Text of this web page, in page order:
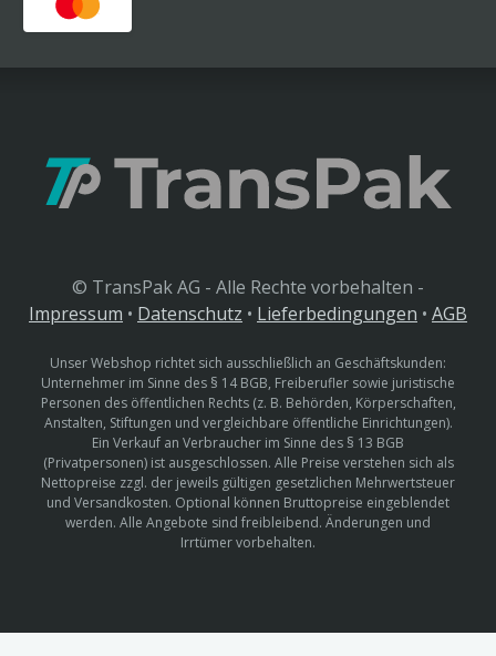
© TransPak AG - Alle Rechte vorbehalten -
Impressum • Datenschutz • Lieferbedingungen • AGB
Unser Webshop richtet sich ausschließlich an Geschäftskunden:
Unternehmer im Sinne des § 14 BGB, Freiberufler sowie juristische
Personen des öffentlichen Rechts (z. B. Behörden, Körperschaften,
Anstalten, Stiftungen und vergleichbare öffentliche Einrichtungen).
Ein Verkauf an Verbraucher im Sinne des § 13 BGB
(Privatpersonen) ist ausgeschlossen. Alle Preise verstehen sich als
Nettopreise zzgl. der jeweils gültigen gesetzlichen Mehrwertsteuer
und Versandkosten. Optional können Bruttopreise eingeblendet
werden. Alle Angebote sind freibleibend. Änderungen und
Irrtümer vorbehalten.